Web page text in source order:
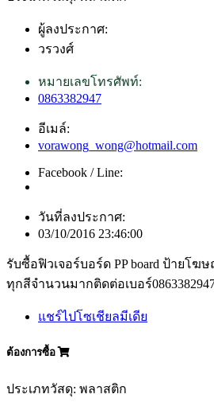
ผู้ลงประกาศ:
วรวงศ์
หมายเลขโทรศัพท์:
0863382947
อีเมล์:
vorawong_wong@hotmail.com
Facebook / Line:
วันที่ลงประกาศ:
03/10/2016 23:46:00
รับซื้อฟิวเจอร์บอร์ด PP board ป้ายโ
ทุกสีจำนวนมากติดต่อเบอร์0863382947
แชร์ไปโซเชียลมีเดีย
ต้องการซื้อ
ประเภทวัสดุ: พลาสติก